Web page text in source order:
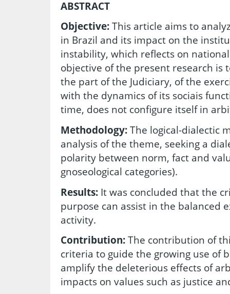
ABSTRACT
Objective:This article aims to
in Brazil and its impact on the
instability, which reflects on
objective of the present research is
the part of the Judiciary, of the
with the dynamics of its sociais
time, does not configure itself in
Methodology:The logical-dialectic
analysis of the theme, seeking a
polarity between norm, fact and
gnoseological categories).
Results: It was concluded that the
purpose can assist in the balanced
activity.
Contribution:The contribution of
criteria to guide the growing use of
amplify the deleterious effects of
impacts on values such as justice